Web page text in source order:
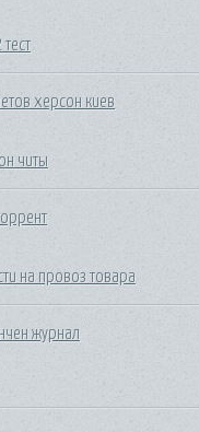
тест
херсон киев
читы
на провоз товара
журнал